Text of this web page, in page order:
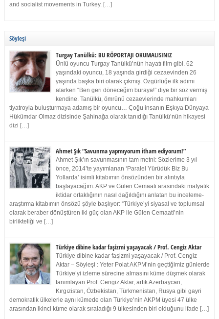
and socialist movements in Turkey. […]
Söyleşi
Turgay Tanülkü: BU RÖPORTAJI OKUMALISINIZ
Ünlü oyuncu Turgay Tanülkü’nün hayatı film gibi. 62
yaşındaki oyuncu, 18 yaşında girdiği cezaevinden 26
yaşında başka biri olarak çıkmış. Özgürlüğe ilk adımı
atarken “Ben geri döneceğim buraya!” diye bir söz vermiş
kendine. Tanülkü, ömrünü cezaevlerinde mahkumları
tiyatroyla buluşturmaya adamış bir oyuncu… Çoğu insanın Eşkıya Dünyaya
Hükümdar Olmaz dizisinde Şahinağa olarak tanıdığı Tanülkü’nün hikayesi
dizi […]
Ahmet Şık “Savunma yapmıyorum itham ediyorum!”
Ahmet Şık’ın savunmasının tam metni: Sözlerime 3 yıl
önce, 2014’te yayımlanan ‘Paralel Yürüdük Biz Bu
Yollarda’ isimli kitabımın önsözünden bir alıntıyla
başlayacağım. AKP ve Gülen Cemaati arasındaki mafyatik
iktidar ortaklığının nasıl dağıldığını anlatan bu inceleme-
araştırma kitabımın önsözü şöyle başlıyor: “Türkiye’yi siyasal ve toplumsal
olarak beraber dönüştüren iki güç olan AKP ile Gülen Cemaati’nin
birlikteliği ve […]
Türkiye dibine kadar faşizmi yaşayacak / Prof. Cengiz Aktar
Türkiye dibine kadar faşizmi yaşayacak / Prof. Cengiz
Aktar – Söyleşi : Yeter Polat AKPM’nin geçtiğimiz günlerde
Türkiye’yi izleme sürecine almasını küme düşmek olarak
tanımlayan Prof. Cengiz Aktar, artık Azerbaycan,
Kırgızistan, Özbekistan, Türkmenistan, Rusya gibi gayri
demokratik ülkelerle aynı kümede olan Türkiye’nin AKPM üyesi 47 ülke
arasından ikinci küme olarak sıraladığı 9 ülkesinden biri olduğunu ifade […]